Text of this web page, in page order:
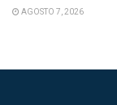
AGOSTO 7, 2026